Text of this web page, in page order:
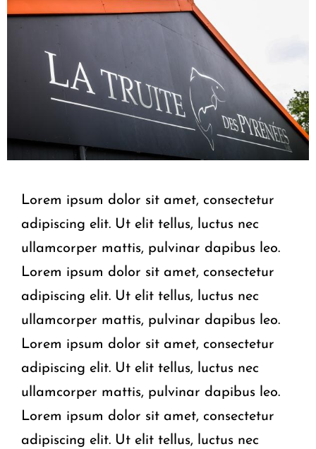
Lorem ipsum dolor sit amet, consectetur
adipiscing elit. Ut elit tellus, luctus nec
ullamcorper mattis, pulvinar dapibus leo.
Lorem ipsum dolor sit amet, consectetur
adipiscing elit. Ut elit tellus, luctus nec
ullamcorper mattis, pulvinar dapibus leo.
Lorem ipsum dolor sit amet, consectetur
adipiscing elit. Ut elit tellus, luctus nec
ullamcorper mattis, pulvinar dapibus leo.
Lorem ipsum dolor sit amet, consectetur
adipiscing elit. Ut elit tellus, luctus nec